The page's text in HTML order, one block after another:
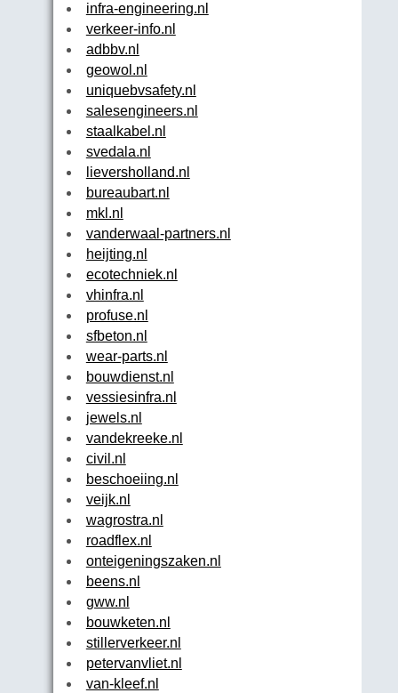
infra-engineering.nl
verkeer-info.nl
adbbv.nl
geowol.nl
uniquebvsafety.nl
salesengineers.nl
staalkabel.nl
svedala.nl
lieversholland.nl
bureaubart.nl
mkl.nl
vanderwaal-partners.nl
heijting.nl
ecotechniek.nl
vhinfra.nl
profuse.nl
sfbeton.nl
wear-parts.nl
bouwdienst.nl
vessiesinfra.nl
jewels.nl
vandekreeke.nl
civil.nl
beschoeiing.nl
veijk.nl
wagrostra.nl
roadflex.nl
onteigeningszaken.nl
beens.nl
gww.nl
bouwketen.nl
stillerverkeer.nl
petervanvliet.nl
van-kleef.nl